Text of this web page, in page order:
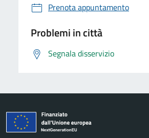
Prenota appuntamento
Problemi in città
Segnala disservizio